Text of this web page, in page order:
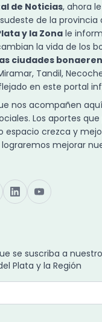
de Noticias, ahora
de la provincia
y la Zona le
la vida de los
ciudades
Tandil,
en este portal
nos acompañen
Los aportes
espacio crezca y
mejorar
se suscriba a
Plata y la Región